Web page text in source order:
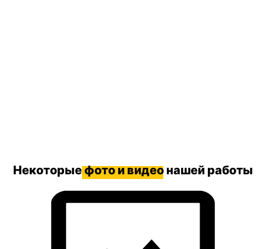
Некоторыефото и видео нашей работы